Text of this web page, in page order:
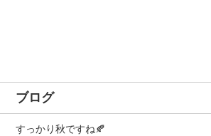
ブログ
すっかり秋ですね🍂